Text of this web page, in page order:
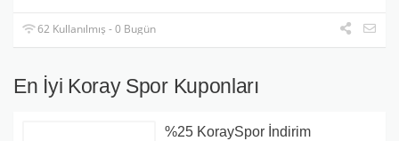
62 Kullanılmış - 0 Bugün
En İyi Koray Spor Kuponları
%25 KoraySpor İndirim